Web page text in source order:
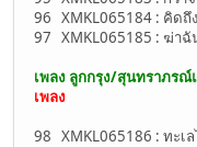
96 XMKL065184 : คิดถึ
97 XMKL065185 : ฆ่าฉั
เพลง ลูกกรุง/สุนทราภรณ์
เพลง
98 XMKL065186 : ทะเล